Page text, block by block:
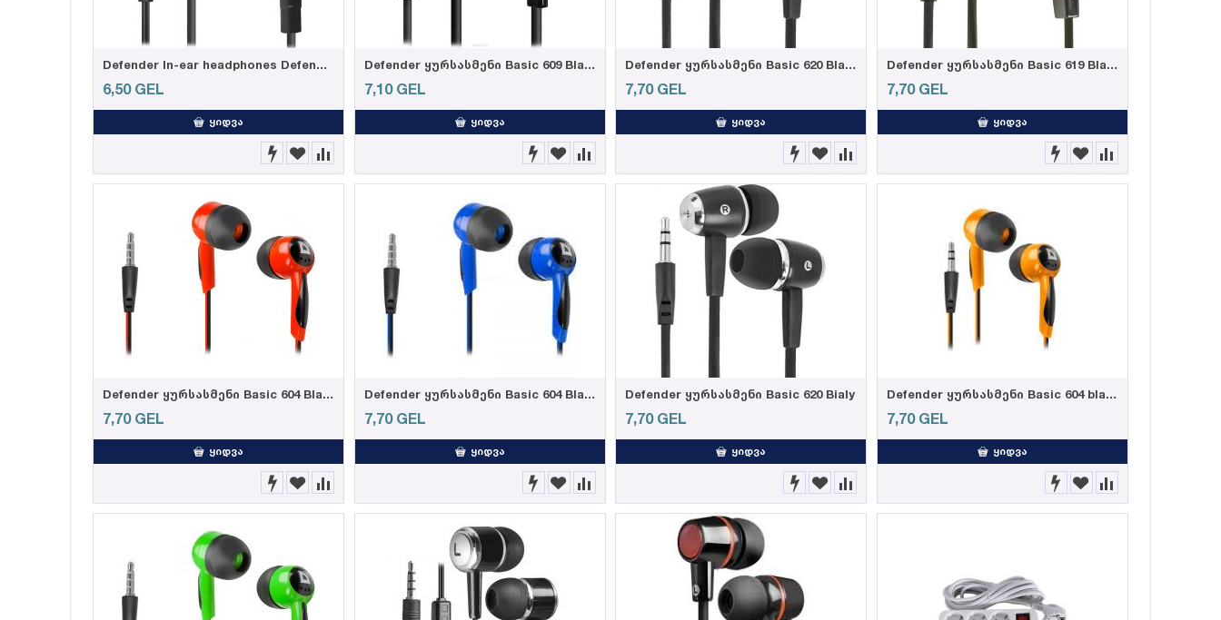
Defender In-ear headphones Defender #1 Basic 617 black
6,50 GEL
ᲧᲘᲓᲕᲐ
Defender ყურსასმენი Basic 609 Black + white
7,10 GEL
ᲧᲘᲓᲕᲐ
Defender ყურსასმენი Basic 620 Black
7,70 GEL
ᲧᲘᲓᲕᲐ
Defender ყურსასმენი Basic 619 Black + Red
7,70 GEL
ᲧᲘᲓᲕᲐ
Defender ყურსასმენი Basic 604 Black + red
7,70 GEL
ᲧᲘᲓᲕᲐ
Defender ყურსასმენი Basic 604 Black + blue
7,70 GEL
ᲧᲘᲓᲕᲐ
Defender ყურსასმენი Basic 620 Bialy
7,70 GEL
ᲧᲘᲓᲕᲐ
Defender ყურსასმენი Basic 604 black+orange
7,70 GEL
ᲧᲘᲓᲕᲐ